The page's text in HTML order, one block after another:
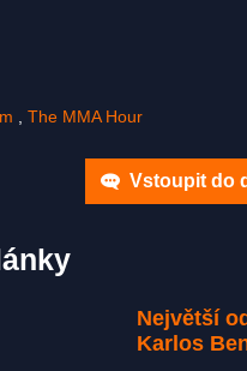
The MMA Hour
Vstoupit do
Největší
Karlos